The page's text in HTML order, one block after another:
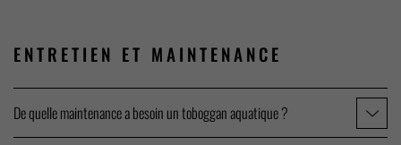
ENTRETIEN ET MAINTENANCE
De quelle maintenance a besoin un toboggan aquatique ?